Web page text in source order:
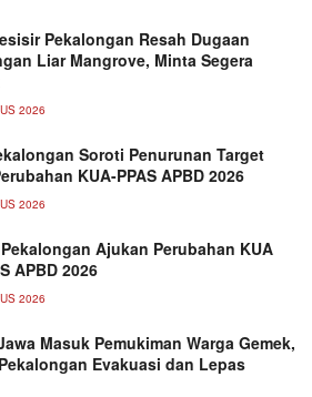
Pekalongan Resah Dugaan
Liar Mangrove, Minta Segera
2026
Soroti Penurunan Target
KUA-PPAS APBD 2026
2026
Ajukan Perubahan KUA
APBD 2026
2026
Masuk Pemukiman Warga Gemek,
Evakuasi dan Lepas